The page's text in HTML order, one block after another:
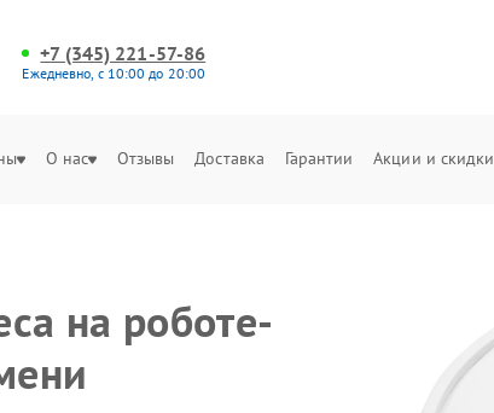
+7 (345) 221-57-86
Ежедневно, с 10:00 до 20:00
О нас Отзывы Доставка Гарантии Акции и скидки
на роботе-